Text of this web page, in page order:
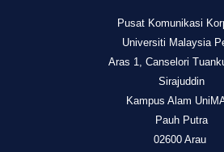
Pusat Komunikasi
Universiti Malaysia
Aras 1, Canselori
Sirajuddin
Kampus Alam
Pauh Putra
02600 Arau